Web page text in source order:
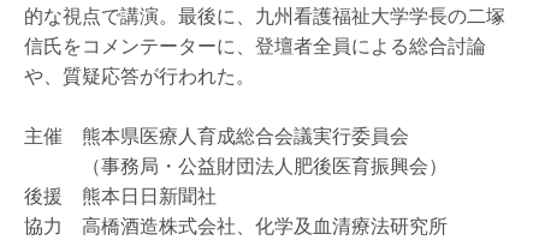
的な視点で講演。最後に、九州看護福祉大学学長の二塚
信氏をコメンテーターに、登壇者全員による総合討論
や、質疑応答が行われた。
主催 熊本県医療人育成総合会議実行委員会
（事務局・公益財団法人肥後医育振興会）
後援 熊本日日新聞社
協力 高橋酒造株式会社、化学及血清療法研究所